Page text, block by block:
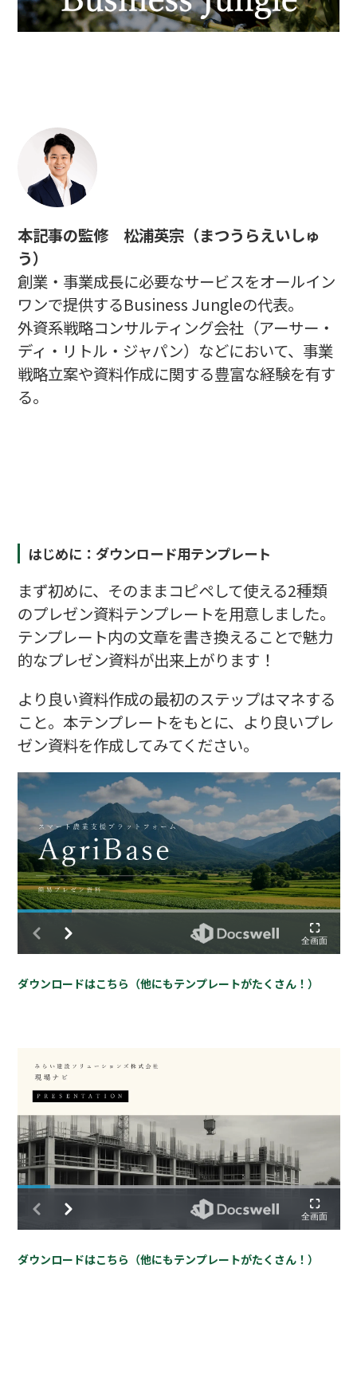
本記事の監修 松浦英宗（まつうらえいしゅ
う）
創業・事業成長に必要なサービスをオールイン
ワンで提供するBusiness Jungleの代表。
外資系戦略コンサルティング会社（アーサー・
ディ・リトル・ジャパン）などにおいて、事業
戦略立案や資料作成に関する豊富な経験を有す
る。
はじめに：ダウンロード用テンプレート
まず初めに、そのままコピペして使える2種類
のプレゼン資料テンプレートを用意しました。
テンプレート内の文章を書き換えることで魅力
的なプレゼン資料が出来上がります！
より良い資料作成の最初のステップはマネする
こと。本テンプレートをもとに、より良いプレ
ゼン資料を作成してみてください。
ダウンロードはこちら（他にもテンプレートがたくさん！）
ダウンロードはこちら（他にもテンプレートがたくさん！）